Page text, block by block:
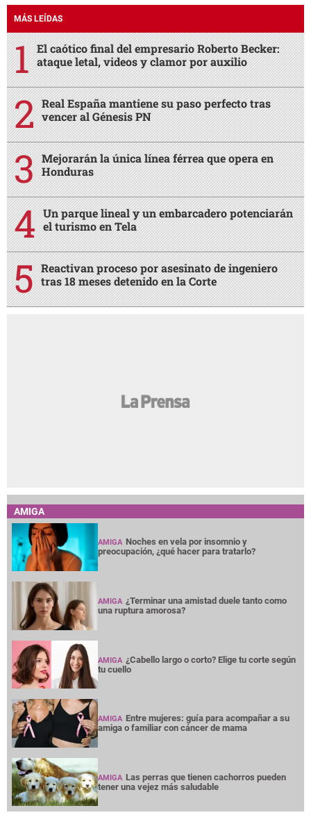
MÁS LEÍDAS
El caótico final del empresario Roberto Becker:
ataque letal, videos y clamor por auxilio
Real España mantiene su paso perfecto tras
vencer al Génesis PN
Mejorarán la única línea férrea que opera en
Honduras
Un parque lineal y un embarcadero potenciarán
el turismo en Tela
Reactivan proceso por asesinato de ingeniero
tras 18 meses detenido en la Corte
AMIGA
AMIGA Noches en vela por insomnio y
preocupación, ¿qué hacer para tratarlo?
AMIGA ¿Terminar una amistad duele tanto como
una ruptura amorosa?
AMIGA ¿Cabello largo o corto? Elige tu corte según
tu cuello
AMIGA Entre mujeres: guía para acompañar a su
amiga o familiar con cáncer de mama
AMIGA Las perras que tienen cachorros pueden
tener una vejez más saludable